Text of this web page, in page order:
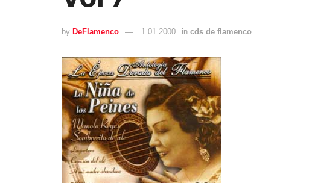
by DeFlamenco 1 01 2000 in cds de flamenco